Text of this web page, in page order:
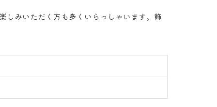
しみいただく方も多くいらっしゃいます。飾